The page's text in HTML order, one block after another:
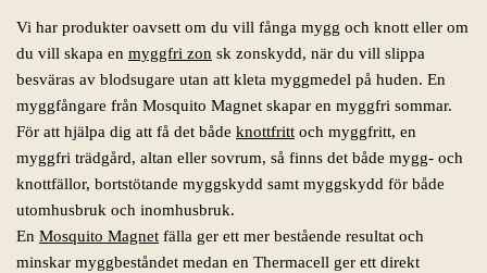
Vi har produkter oavsett om du vill fånga mygg och knott eller om
du vill skapa en myggfri zon sk zonskydd, när du vill slippa
besväras av blodsugare utan att kleta myggmedel på huden. En
myggfångare från Mosquito Magnet skapar en myggfri sommar.
För att hjälpa dig att få det både knottfritt och myggfritt, en
myggfri trädgård, altan eller sovrum, så finns det både mygg- och
knottfällor, bortstötande myggskydd samt myggskydd för både
utomhusbruk och inomhusbruk.
En Mosquito Magnet fälla ger ett mer bestående resultat och
minskar myggbeståndet medan en Thermacell ger ett direkt